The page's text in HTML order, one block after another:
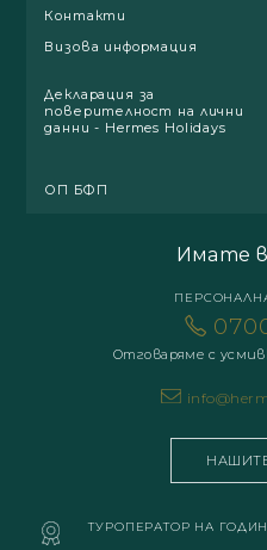
Контакти
Визова информация
Декларация за
поверителност на лични
данни - Hermes Holidays
ОП БФП
Имате
Отговаряме с
ТУРОПЕРАТОР НА